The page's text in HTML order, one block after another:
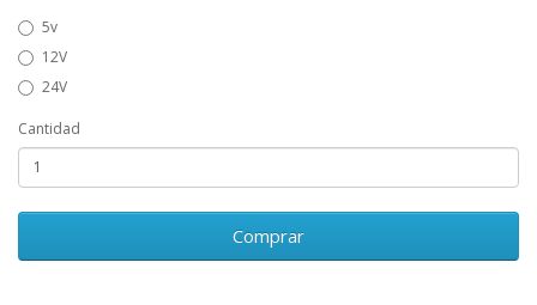
5v
12V
24V
Cantidad
Comprar